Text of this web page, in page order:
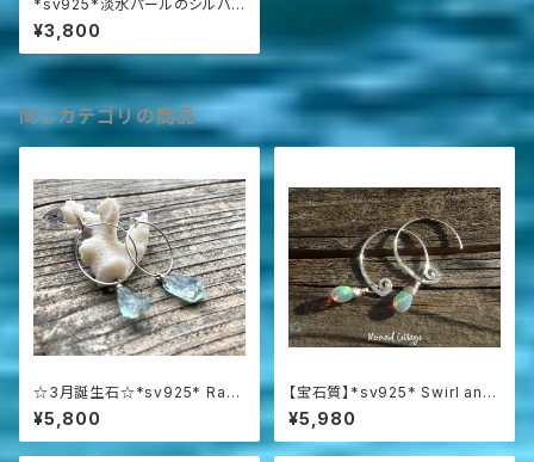
*sv925*淡水パールのシルバ
ーフープ☆槌目ハンマー打ち
¥3,800
同じカテゴリの商品
☆3月誕生石☆*sv925* Raw
Aquamarine アクアマリン原石
の一粒ピアス
¥5,800
【宝石質】*sv925* Swirl and
Opal プレシャスオパールの渦
巻きピアス☆AAAAA
¥5,980